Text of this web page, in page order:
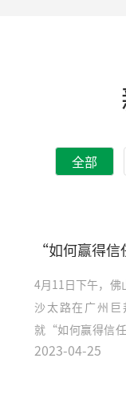
全部
4月11日下午，
沙太路在广州
就“如何赢得信
了学习研讨会。
2023-04-25